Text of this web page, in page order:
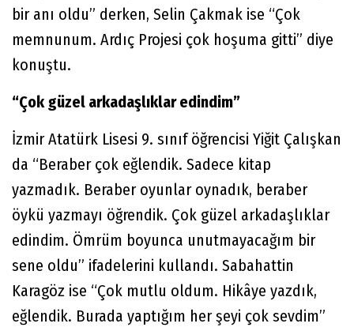
bir anı oldu” derken, Selin Çakmak ise “Çok
memnunum. Ardıç Projesi çok hoşuma gitti” diye
konuştu.
“Çok güzel arkadaşlıklar edindim”
İzmir Atatürk Lisesi 9. sınıf öğrencisi Yiğit Çalışkan
da “Beraber çok eğlendik. Sadece kitap
yazmadık. Beraber oyunlar oynadık, beraber
öykü yazmayı öğrendik. Çok güzel arkadaşlıklar
edindim. Ömrüm boyunca unutmayacağım bir
sene oldu” ifadelerini kullandı. Sabahattin
Karagöz ise “Çok mutlu oldum. Hikâye yazdık,
eğlendik. Burada yaptığım her şeyi çok sevdim”